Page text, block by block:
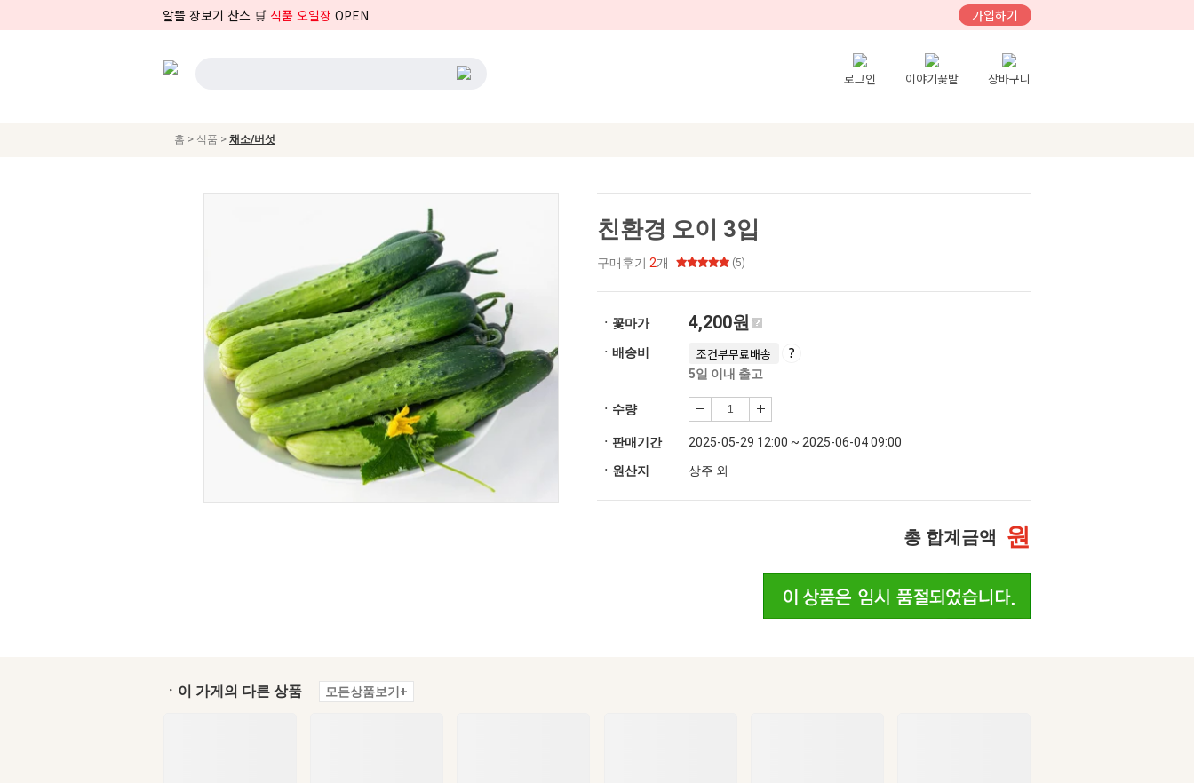
알뜰 장보기 찬스 🛒 식품 오일장 OPEN 가입하기
로그인 이야기꽃밭 장바구니
홈 > 식품 > 채소/버섯
친환경 오이 3입
구매후기 2개 (5)
ㆍ꽃마가 4,200원
ㆍ배송비 조건부무료배송
5일 이내 출고
ㆍ수량
ㆍ판매기간
2025-05-29 12:00 ~ 2025-06-04 09:00
ㆍ원산지
상주 외
총 합계금액 원
ㆍ이 가게의 다른 상품 모든상품보기+